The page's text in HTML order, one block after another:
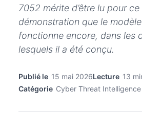
7052 mérite d’être lu pour ce
démonstration que le
fonctionne encore, dans les
lesquels il a été conçu.
Publié le 15 mai 2026Lecture 13
Catégorie Cyber Threat Intelligence